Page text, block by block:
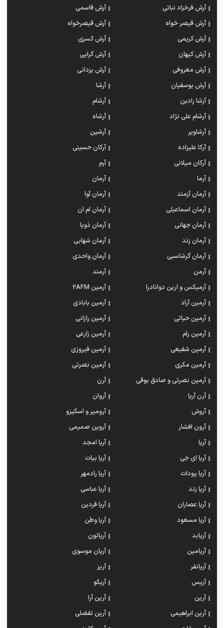
آرش فرخزاد نباتی
آرش قاسمی
آرش قیصر خواه
آرش قیصرخواه
آرش کریمی
آرش کسری
آرش کیهان
آرش گرایی
آرش معروفی
آرش یزدانی
آرش یوسفیان
آرشا
آرشا رادین
آرشام
آرشام علی نژاد
آرشاه
آرشاویر
آرشین
آرکا علیزاده
آرکان حسینی
آرکان میلانی
آرم
آرما
آرمان
آرمان آزمند
آرمان آوا
آرمان اسماعیلی
آرمان ام ان
آرمان جهانی
آرمان ذویا
آرمان زند
آرمان شهابی
آرمان گرشاسبی
آرمان واحدی
آرمن
آرمند
آرمیکس و ارین دوانادرا
آرمین 2AFM
آرمین آراد
آرمین بابادی
آرمین حیاتی
آرمین رازانی
آرمین رام
آرمین زارعی
آرمین شفیعی
آرمین فیروزی
آرمین مکری
آرمین نصرتی
آرمین نصرتی و صادق بوقی
آرن
آرن آریا
آروان
آروش
آرومیر و اسکیزو
آرون افشار
آروین صمیمی
آریا
آریا امجد
آریا ای جی
آریا بیات
آریا پودات
آریا رادمهر
آریا زند
آریا عباسی
آریا عصاران
آریا فردین
آریا مسعود
آریا وطن
آریابد
آریاتون
آریامین
آریان موسوی
آریانفر
آریز
آریس
آریکو
آرین
آرین آرا
آرین ابراهیمی
آرین تفضلی